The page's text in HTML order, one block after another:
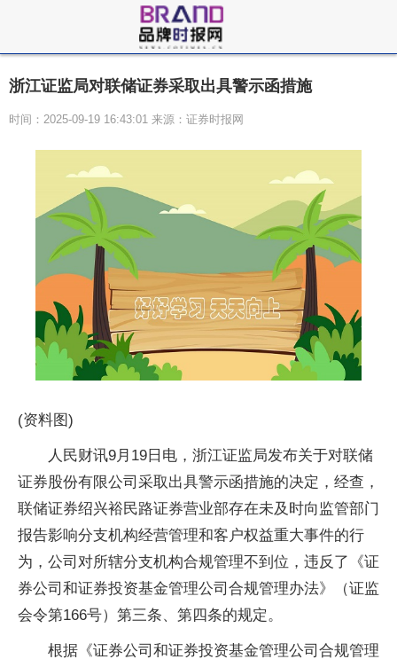
浙江证监局对联储证券采取出具警示函措施
时间：2025-09-19 16:43:01 来源：证券时报网
(资料图)
人民财讯9月19日电，浙江证监局发布关于对联储
证券股份有限公司采取出具警示函措施的决定，经查，
联储证券绍兴裕民路证券营业部存在未及时向监管部门
报告影响分支机构经营管理和客户权益重大事件的行
为，公司对所辖分支机构合规管理不到位，违反了《证
券公司和证券投资基金管理公司合规管理办法》（证监
会令第166号）第三条、第四条的规定。
根据《证券公司和证券投资基金管理公司合规管理